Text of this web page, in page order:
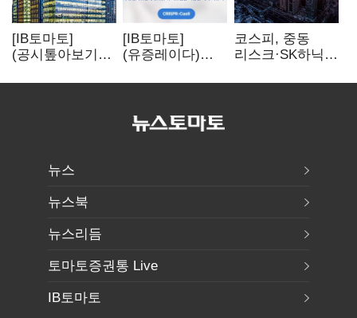
[IB토마토]
(공시톺아보기)
바로 매출로
[IB토마토]
(유증레이다)
3분의 1 토막…
비용부터 챙긴다
코스피, 중동
리스크·SK하닉
뒷걸음
뉴스
뉴스북
뉴스리듬
토마토증권통 Live
IB토마토